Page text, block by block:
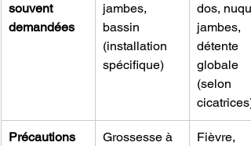
souvent
demandées
jambes,
bassin
(installation
spécifique)
dos,
jambes,
détente
globale
(selon
cicatrices)
Précautions
Grossesse à
Fièvre,